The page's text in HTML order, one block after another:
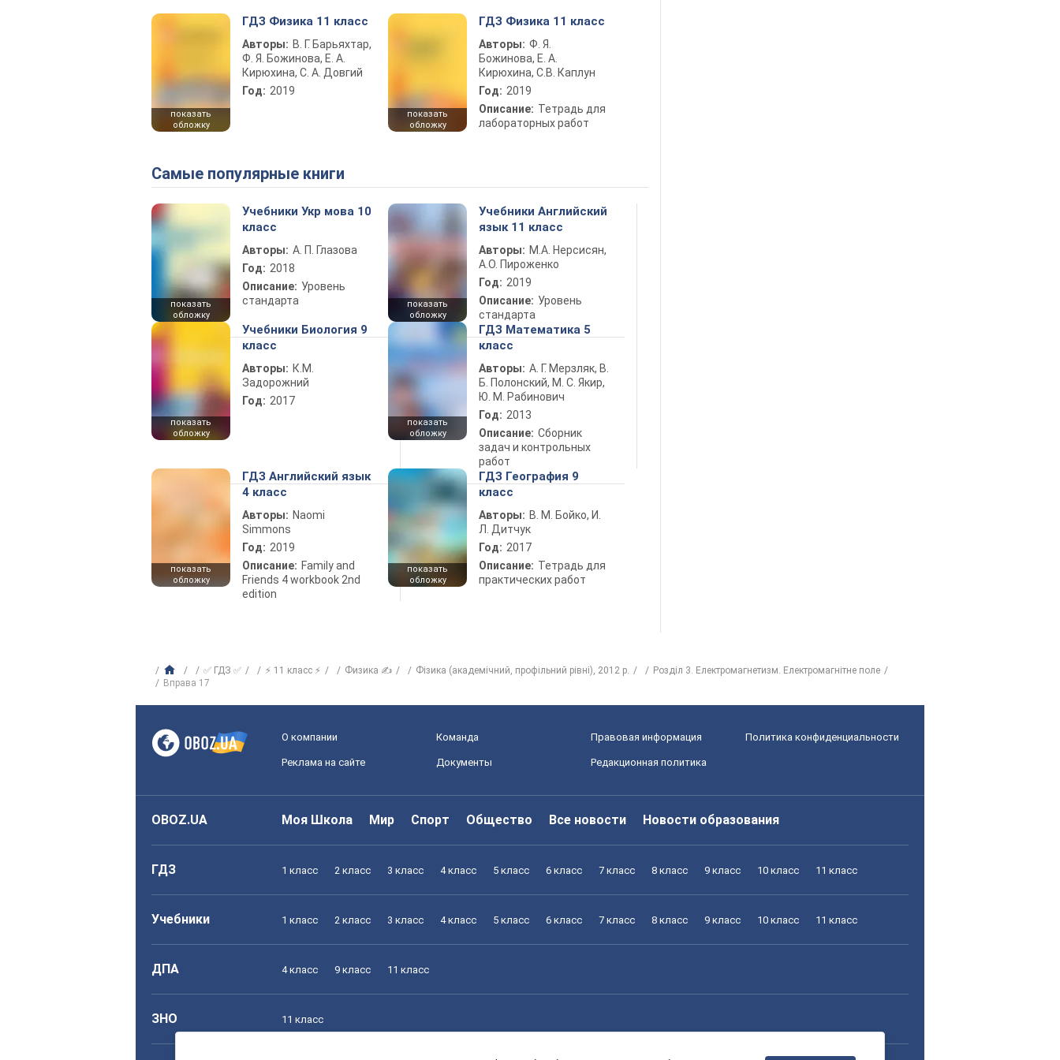
показать
обложку
ГДЗ Физика 11 класс
Авторы: В. Г. Барьяхтар,
Ф. Я. Божинова, Е. А.
Кирюхина, С. А. Довгий
Год: 2019
показать
обложку
ГДЗ Физика 11 класс
Авторы: Ф. Я.
Божинова, Е. А.
Кирюхина, С.В. Каплун
Год: 2019
Описание: Тетрадь для
лабораторных работ
Самые популярные книги
показать
обложку
Учебники Укр мова 10
класс
Авторы: А. П. Глазова
Год: 2018
Описание: Уровень
стандарта
показать
обложку
Учебники Английский
язык 11 класс
Авторы: М.А. Нерсисян,
А.О. Пироженко
Год: 2019
Описание: Уровень
стандарта
показать
обложку
Учебники Биология 9
класс
Авторы: К.М.
Задорожний
Год: 2017
показать
обложку
ГДЗ Математика 5
класс
Авторы: А. Г. Мерзляк, В.
Б. Полонский, М. С. Якир,
Ю. М. Рабинович
Год: 2013
Описание: Сборник
задач и контрольных
работ
показать
обложку
ГДЗ Английский язык
4 класс
Авторы: Naomi
Simmons
Год: 2019
Описание: Family and
Friends 4 workbook 2nd
edition
показать
обложку
ГДЗ География 9
класс
Авторы: В. М. Бойко, И.
Л. Дитчук
Год: 2017
Описание: Тетрадь для
практических работ
✅ ГДЗ ✅ ⚡ 11 класс ⚡ Физика ✍ Фізика (академічний, профільний рівні), 2012 р.
Розділ 3. Електромагнетизм. Електромагнітне поле
Вправа 17
О компании Команда Правовая информация Политика конфиденциальности
Реклама на сайте Документы Редакционная политика
OBOZ.UA Моя Школа Мир Спорт Общество Все новости Новости образования
ГДЗ 1 класс 2 класс 3 класс 4 класс 5 класс 6 класс 7 класс 8 класс 9 класс 10 класс 11 класс
Учебники 1 класс 2 класс 3 класс 4 класс 5 класс 6 класс 7 класс 8 класс 9 класс 10 класс 11 класс
ДПА 4 класс 9 класс 11 класс
ЗНО 11 класс